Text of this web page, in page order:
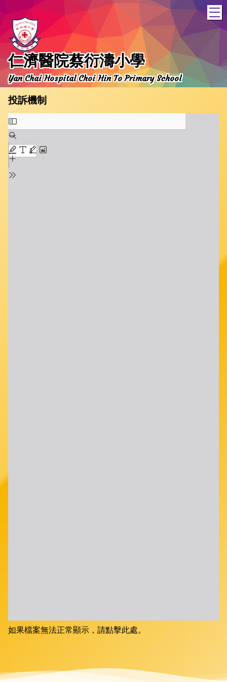
仁濟醫院蔡衍濤小學
Yan Chai Hospital Choi Hin To Primary School
投訴機制
如果檔案無法正常顯示，請點擊此處。